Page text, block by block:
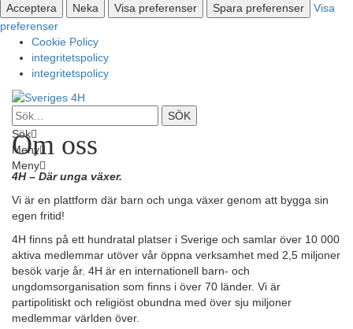
Acceptera Neka Visa preferenser Spara preferenser
Visa
preferenser
Cookie Policy
integritetspolicy
integritetspolicy
Sök
Meny
Meny
Om oss
4H – Där unga växer.
Vi är en plattform där barn och unga växer genom att bygga sin
egen fritid!
4H finns på ett hundratal platser i Sverige och samlar över 10 000
aktiva medlemmar utöver vår öppna verksamhet med 2,5 miljoner
besök varje år. 4H är en internationell barn- och
ungdomsorganisation som finns i över 70 länder. Vi är
partipolitiskt och religiöst obundna med över sju miljoner
medlemmar världen över.